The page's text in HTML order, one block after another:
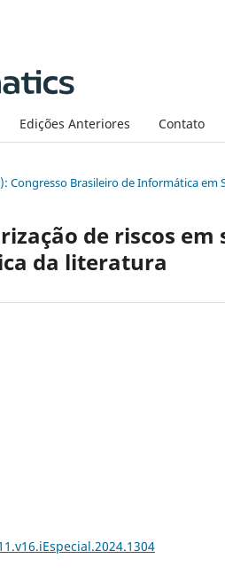
Edições Anteriores Contato
Congresso Brasileiro de Informática em
de riscos em
da literatura